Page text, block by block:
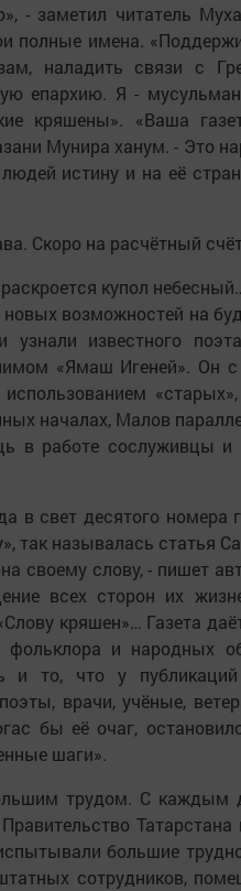
- заметил читатель
полные имена.
наладить связи с
епархию. Я -
кряшены». «Ваша
Мунира ханум. - Это
истину и на её
Скоро на расчётный
купол
новых возможностей на
известного
«Ямаш Игеней». Он
началах, Малов
в работе сослуживцы и
в свет десятого номера
так называлась статья
своему слову, - пишет
всех сторон их
кряшен»… Газета
фольклора и народных
и то, что у
врачи, учёные,
бы её очаг,
шаги».
трудом. С каждым
большие
сотрудников,